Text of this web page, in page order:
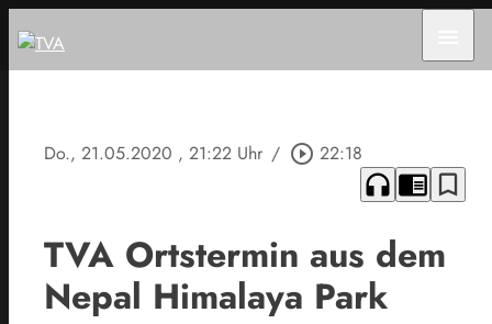
Do., 21.05.2020 , 21:22 Uhr / play_circle_outline 22:18
headphones chrome_reader_mode bookmark_border
TVA Ortstermin aus dem
Nepal Himalaya Park